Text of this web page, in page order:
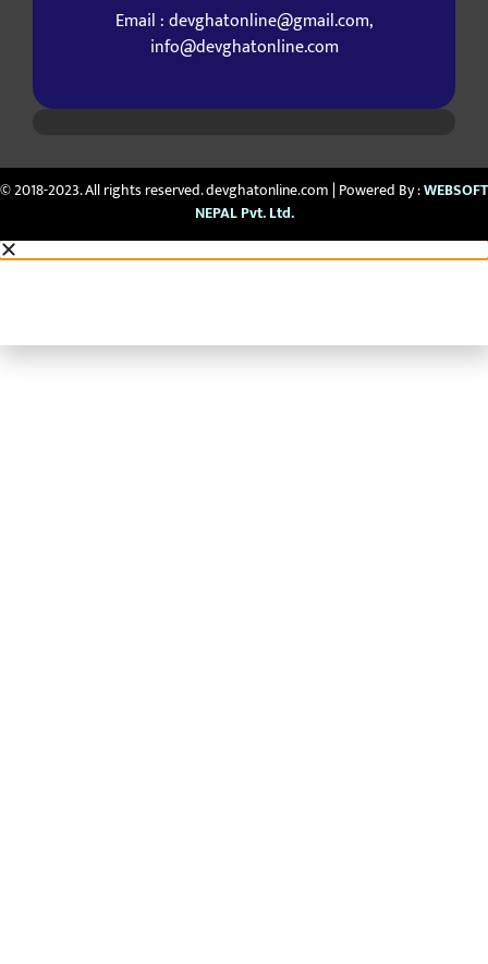
Email : devghatonline@gmail.com,
info@devghatonline.com
© 2018-2023. All rights reserved. devghatonline.com | Powered By :WEBSOFT
NEPAL Pvt. Ltd.